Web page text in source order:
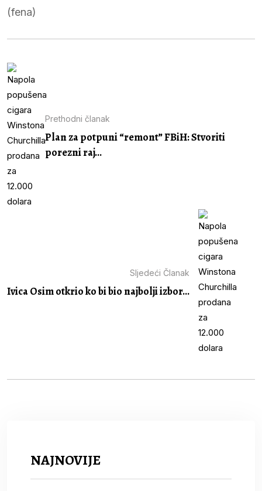
(fena)
Prethodni članak
Plan za potpuni “remont” FBiH: Stvoriti
porezni raj...
Sljedeći Članak
Ivica Osim otkrio ko bi bio najbolji izbor...
NAJNOVIJE